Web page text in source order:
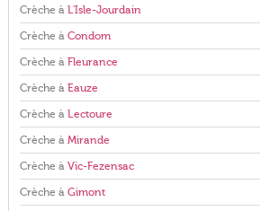
Crèche à L'Isle-Jourdain
Crèche à Condom
Crèche à Fleurance
Crèche à Eauze
Crèche à Lectoure
Crèche à Mirande
Crèche à Vic-Fezensac
Crèche à Gimont